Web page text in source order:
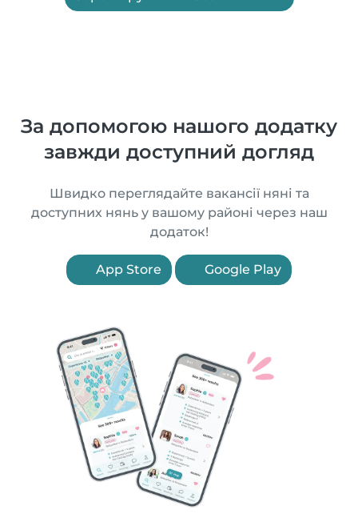
За допомогою нашого додатку
завжди доступний догляд
Швидко переглядайте вакансії няні та
доступних нянь у вашому районі через наш
додаток!
App Store Google Play